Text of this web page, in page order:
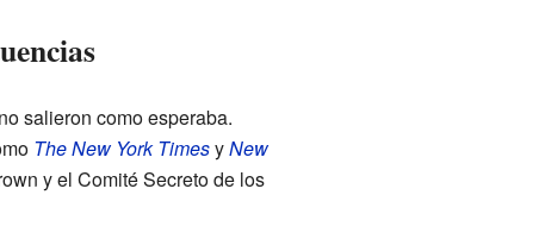
salieron como esperaba.
The New York TimesyNew
y el Comité Secreto de los